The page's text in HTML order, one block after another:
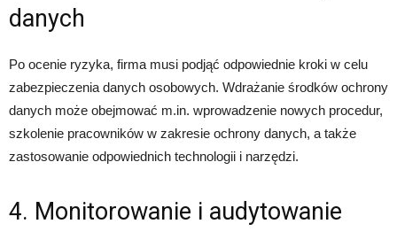
danych
Po ocenie ryzyka, firma musi podjąć odpowiednie kroki w celu
zabezpieczenia danych osobowych. Wdrażanie środków ochrony
danych może obejmować m.in. wprowadzenie nowych procedur,
szkolenie pracowników w zakresie ochrony danych, a także
zastosowanie odpowiednich technologii i narzędzi.
4. Monitorowanie i audytowanie